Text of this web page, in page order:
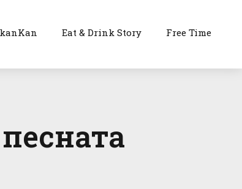
Eat & Drink Story Free Time